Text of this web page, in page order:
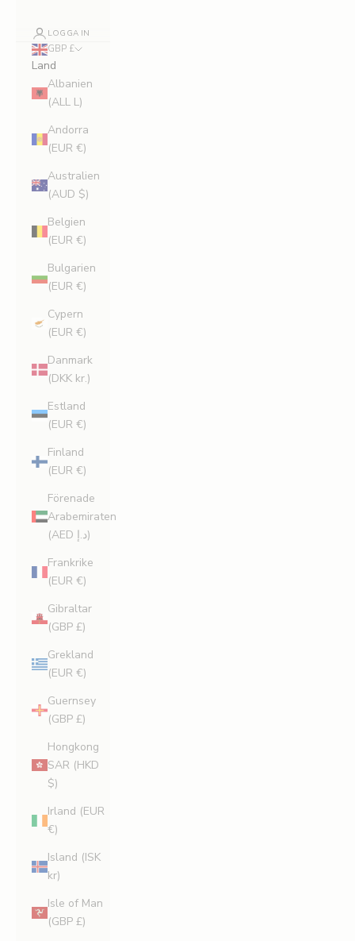
LOGGA IN
GBP £
Land
Albanien
(ALL L)
Andorra
(EUR €)
Australien
(AUD $)
Belgien
(EUR €)
Bulgarien
(EUR €)
Cypern
(EUR €)
Danmark
(DKK kr.)
Estland
(EUR €)
Finland
(EUR €)
Förenade
Arabemiraten
(AED د.إ)
Frankrike
(EUR €)
Gibraltar
(GBP £)
Grekland
(EUR €)
Guernsey
(GBP £)
Hongkong
SAR (HKD
$)
Irland (EUR
€)
Island (ISK
kr)
Isle of Man
(GBP £)